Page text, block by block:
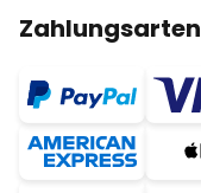
Zahlungsarten